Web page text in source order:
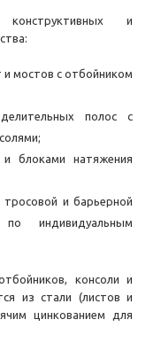
конструктивных и
мостов с отбойником
полос с
блоками натяжения
и барьерной
индивидуальным
консоли и
из стали (листов и
цинкованием для